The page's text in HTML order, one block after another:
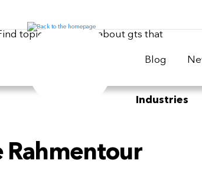
Blog
Industries
Rahmentour